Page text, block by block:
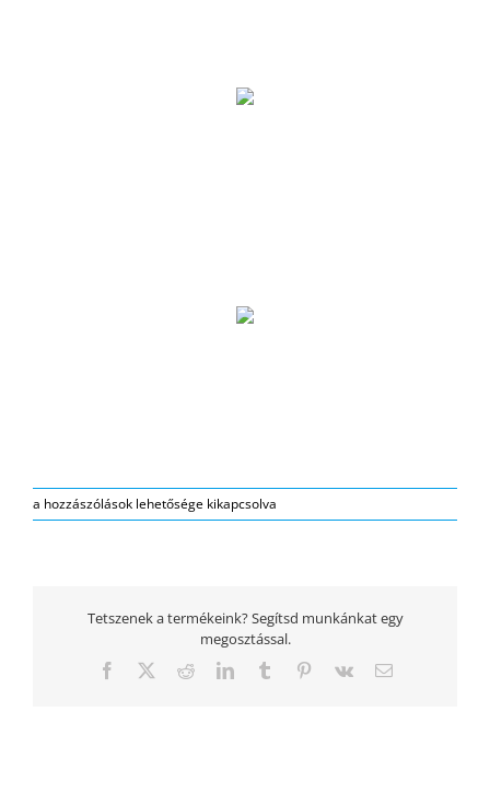
női
táska
a hozzászólások lehetősége kikapcsolva
Tetszenek a termékeink? Segítsd munkánkat egy
megosztással.
Facebook
TwitterRedditLinkedInTumblr Pinterest
Vk Email: